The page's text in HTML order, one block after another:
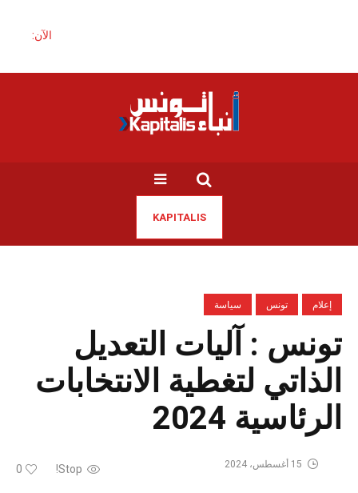
الآن:
KAPITALIS
إعلام تونس سياسة
تونس : آليات التعديل
الذاتي لتغطية الانتخابات
الرئاسية 2024
Stop!
0 15 أغسطس، 2024